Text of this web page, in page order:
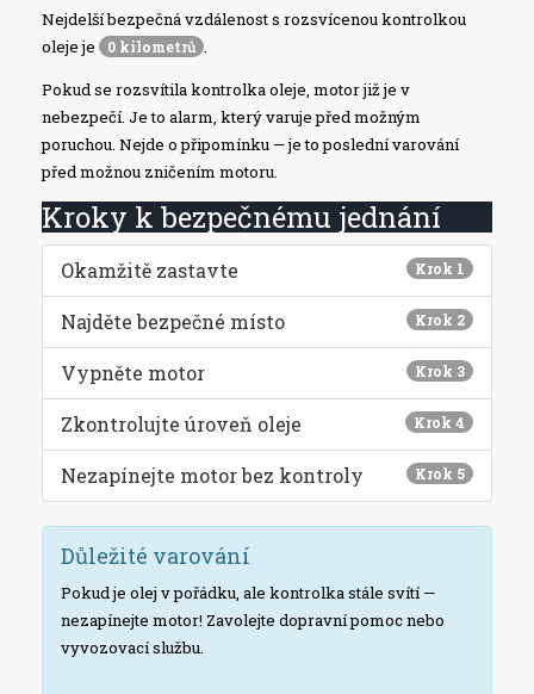
Nejdelší bezpečná vzdálenost s rozsvícenou kontrolkou
oleje je
0 kilometrů .
Pokud se rozsvítila kontrolka oleje, motor již je v
nebezpečí. Je to alarm, který varuje před možným
poruchou. Nejde o připomínku — je to poslední varování
před možnou zničením motoru.
Kroky k bezpečnému jednání
Okamžitě zastavte Krok 1
Najděte bezpečné místo Krok 2
Vypněte motor Krok 3
Zkontrolujte úroveň oleje Krok 4
Nezapínejte motor bez kontroly Krok 5
Důležité varování
Pokud je olej v pořádku, ale kontrolka stále svítí —
nezapínejte motor! Zavolejte dopravní pomoc nebo
vyvozovací službu.